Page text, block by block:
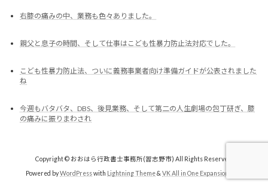
右膝の痛みの中、業務も色々ありました。
親父と息子の時間、そして仕事はこども性暴力防止法対応でした。
こども性暴力防止法、ついに義務事業者向け準備ガイドが公表されました
ね
今週もバタバタ、DBS、後見業務、そして第二の人生劇場の包丁研ぎ、膝
の痛みに振りまわされ
Copyright © おおはら行政書士事務所(習志野市) All Rights Reserved.
Powered byWordPresswith Lightning Theme& VK All in One Expansion Unit